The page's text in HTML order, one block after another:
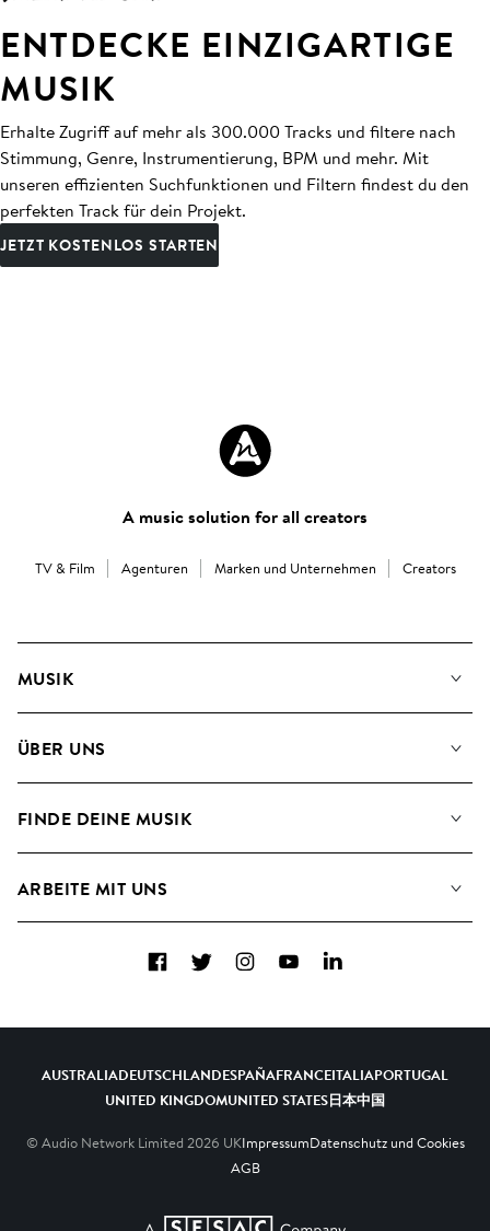
ENTDECKE EINZIGARTIGE
MUSIK
Erhalte Zugriff auf mehr als 300.000 Tracks und filtere nach
Stimmung, Genre, Instrumentierung, BPM und mehr. Mit
unseren effizienten Suchfunktionen und Filtern findest du den
perfekten Track für dein Projekt.
JETZT KOSTENLOS STARTEN
A music solution for all creators
TV & Film Agenturen Marken und Unternehmen Creators
MUSIK
Suche
ÜBER UNS
Blog
FINDE DEINE MUSIK
Kontakt
ARBEITE MIT UNS
A&R - Demo-Einsendungen
FacebookTwitterInstagramYouTubeLinkedIn
AUSTRALIADEUTSCHLANDESPAÑAFRANCEITALIAPORTUGAL
UNITED KINGDOMUNITED STATES日本中国
© Audio Network Limited 2026 UKImpressumDatenschutz und Cookies
AGB
A SESAC Company